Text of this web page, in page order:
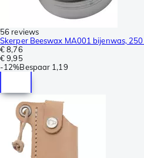
56 reviews
Skerper Beeswax MA001 bijenwas,
€ 8,76
€ 9,95
-12%Bespaar 1,19